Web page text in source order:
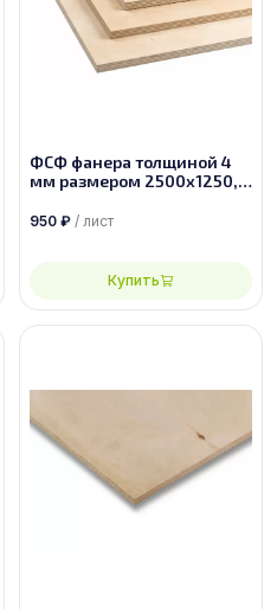
ФСФ фанера толщиной 4
мм размером 2500х1250,
950 ₽ / лист
Купить